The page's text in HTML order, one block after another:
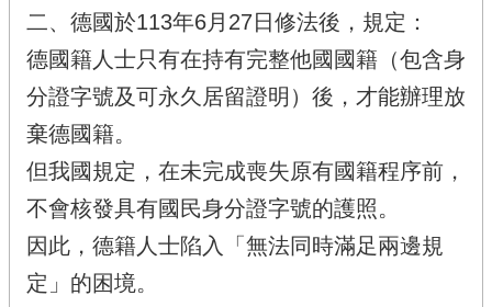
二、德國於113年6月27日修法後，規定：
德國籍人士只有在持有完整他國國籍（包含身
分證字號及可永久居留證明）後，才能辦理放
棄德國籍。
但我國規定，在未完成喪失原有國籍程序前，
不會核發具有國民身分證字號的護照。
因此，德籍人士陷入「無法同時滿足兩邊規
定」的困境。